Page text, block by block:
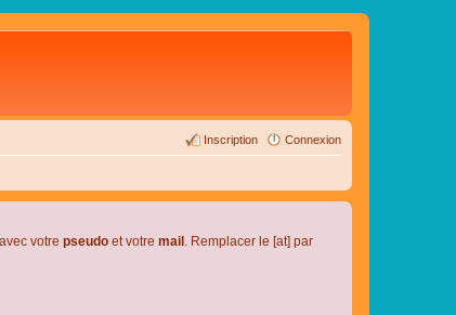
Connexion
Inscription
votre pseudo et votre mail . Remplacer le [at] par